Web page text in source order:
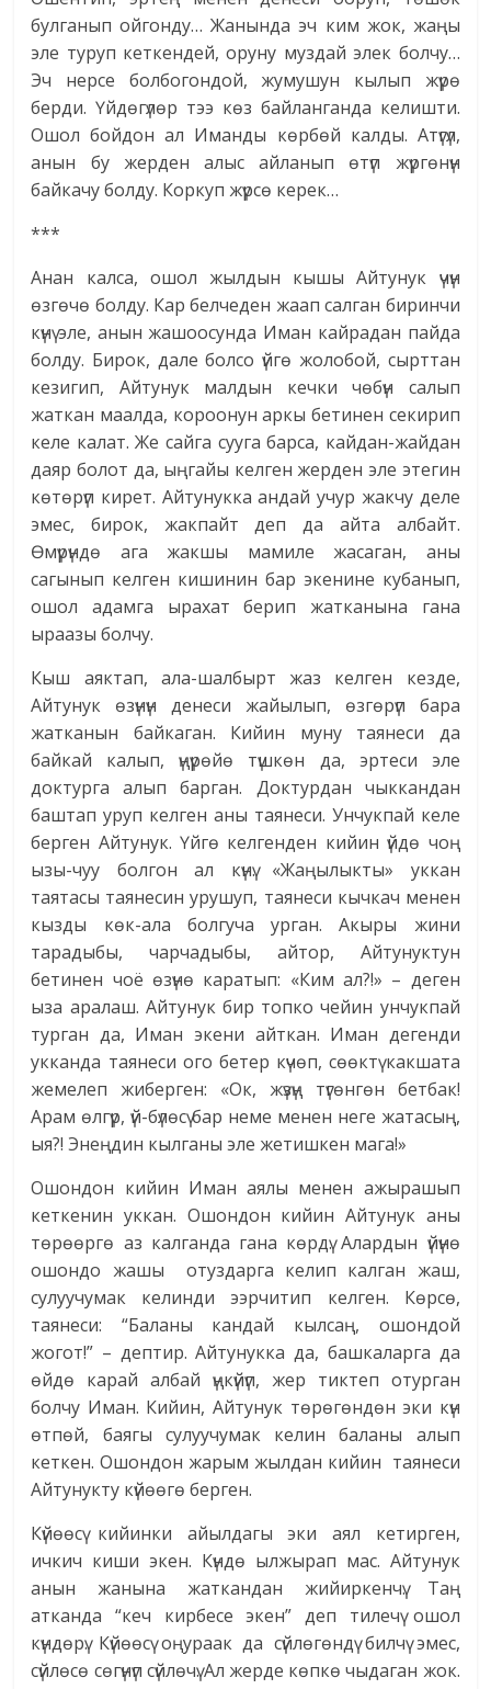
булганып ойгонду… Жанында эч ким жок, жаңы
эле туруп кеткендей, оруну муздай элек болчу…
Эч нерсе болбогондой, жумушун кылып жүрө
берди. Үйдөгүлөр тээ көз байланганда келишти.
Ошол бойдон ал Иманды көрбөй калды. Атүгүл,
анын бу жерден алыс айланып өтүп жүргөнүн
байкачу болду. Коркуп жүрсө керек…
***
Анан калса, ошол жылдын кышы Айтунук үчүн
өзгөчө болду. Кар белчеден жаап салган биринчи
күнү эле, анын жашоосунда Иман кайрадан пайда
болду. Бирок, дале болсо үйгө жолобой, сырттан
кезигип, Айтунук малдын кечки чөбүн салып
жаткан маалда, короонун аркы бетинен секирип
келе калат. Же сайга сууга барса, кайдан-жайдан
даяр болот да, ыңгайы келген жерден эле этегин
көтөрүп кирет. Айтунукка андай учур жакчу деле
эмес, бирок, жакпайт деп да айта албайт.
Өмүрүндө ага жакшы мамиле жасаган, аны
сагынып келген кишинин бар экенине кубанып,
ошол адамга ырахат берип жатканына гана
ыраазы болчу.
Кыш аяктап, ала-шалбырт жаз келген кезде,
Айтунук өзүнүн денеси жайылып, өзгөрүп бара
жатканын байкаган. Кийин муну таянеси да
байкай калып, үңүрөйө түшкөн да, эртеси эле
доктурга алып барган. Доктурдан чыккандан
баштап уруп келген аны таянеси. Унчукпай келе
берген Айтунук. Үйгө келгенден кийин үйдө чоң
ызы-чуу болгон ал күнү. «Жаңылыкты» уккан
таятасы таянесин урушуп, таянеси кычкач менен
кызды көк-ала болгуча урган. Акыры жини
тарадыбы, чарчадыбы, айтор, Айтунуктун
бетинен чоё өзүнө каратып: «Ким ал?!» – деген
ыза аралаш. Айтунук бир топко чейин унчукпай
турган да, Иман экени айткан. Иман дегенди
укканда таянеси ого бетер күчөп, сөөктү какшата
жемелеп жиберген: «Ок, жүзүң түгөнгөн бетбак!
Арам өлгүр, үй-бүлөсү бар неме менен неге жатасың,
ыя?! Энеңдин кылганы эле жетишкен мага!»
Ошондон кийин Иман аялы менен ажырашып
кеткенин уккан. Ошондон кийин Айтунук аны
төрөөргө аз калганда гана көрдү. Алардын үйүнө
ошондо жашы отуздарга келип калган жаш,
сулуучумак келинди ээрчитип келген. Көрсө,
таянеси: “Баланы кандай кылсаң, ошондой
жогот!” – дептир. Айтунукка да, башкаларга да
өйдө карай албай үңкүйүп, жер тиктеп отурган
болчу Иман. Кийин, Айтунук төрөгөндөн эки күн
өтпөй, баягы сулуучумак келин баланы алып
кеткен. Ошондон жарым жылдан кийин таянеси
Айтунукту күйөөгө берген.
Күйөөсү кийинки айылдагы эки аял кетирген,
ичкич киши экен. Күндө ылжырап мас. Айтунук
анын жанына жаткандан жийиркенчү. Таң
атканда “кеч кирбесе экен” деп тилечү ошол
күндөрү. Күйөөсү оңураак да сүйлөгөндү билчү эмес,
сүйлөсө сөгүнүп сүйлөчү. Ал жерде көпкө чыдаган жок.